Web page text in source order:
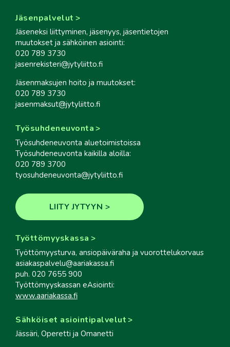
Jäsenpalvelut
Jäseneksi liittyminen, jäsenyys, jäsentietojen
muutokset ja sähköinen asiointi:
020 789 3730
jasenrekisteri@jytyliitto.fi
Jäsenmaksujen hoito ja muutokset:
020 789 3730
jasenmaksut@jytyliitto.fi
Työsuhdeneuvonta
Työsuhdeneuvonta aluetoimistoissa
Työsuhdeneuvonta kaikilla aloilla:
020 789 3700
tyosuhdeneuvonta@jytyliitto.fi
LIITY JYTYYN
Työttömyyskassa
Työttömyysturva, ansiopäiväraha ja vuorottelukorvaus
asiakaspalvelu@aariakassa.fi
puh. 020 7655 900
Työttömyyskassan eAsiointi:
www.aariakassa.fi
Sähköiset asiointipalvelut
Jässäri, Operetti ja Omanetti